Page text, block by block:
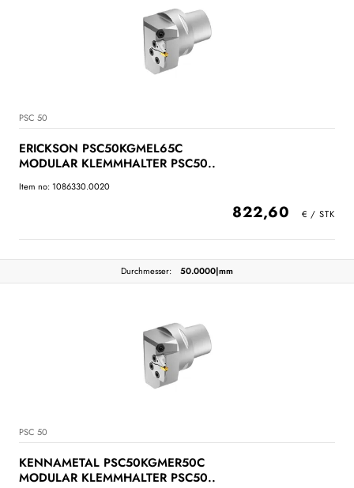
PSC 50
ERICKSON PSC50KGMEL65C
MODULAR KLEMMHALTER PSC50..
Item no: 1086330.0020
822,60
Durchmesser: 50.0000|mm
PSC 50
KENNAMETAL PSC50KGMER50C
MODULAR KLEMMHALTER PSC50..